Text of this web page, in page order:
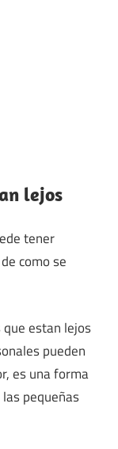
lejos
tener
como se
que estan lejos
pueden
es una forma
pequeñas